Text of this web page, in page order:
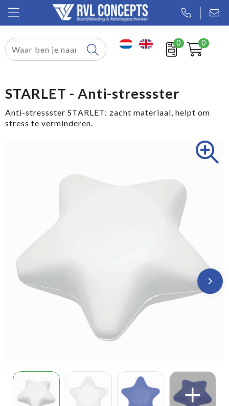
0 0
Relatiegeschenken
Tassen
STARLET - Anti-stressster
Anti-stressster STARLET: zacht materiaal, helpt om
stress te verminderen.